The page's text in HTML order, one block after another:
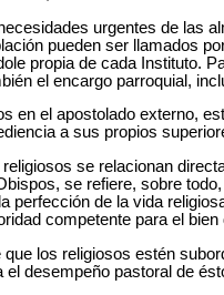
urgentes de las
pueden ser llamados
propia de cada Instituto.
el encargo parroquial,
en el apostolado externo,
a sus propios
se relacionan
se refiere, sobre
perfección de la vida
competente para el
los religiosos estén
desempeño pastoral de